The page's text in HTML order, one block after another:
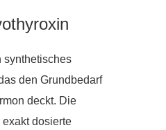
synthetisches
den Grundbedarf
deckt. Die
dosierte